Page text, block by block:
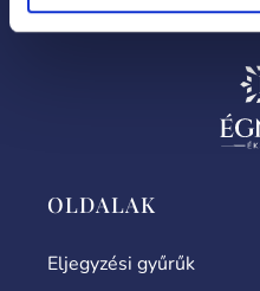
OLDALAK
Eljegyzési gyűrűk